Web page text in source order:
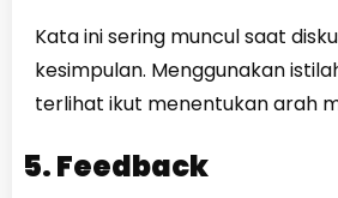
Kata ini sering muncul saat
kesimpulan. Menggunakan
terlihat ikut menentukan arah
5. Feedback